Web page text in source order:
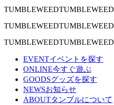
TUMBLEWEEDTUMBLEWEED
TUMBLEWEEDTUMBLEWEED
TUMBLEWEEDTUMBLEWEED
EVENTイベントを探す
ONLINE今すぐ遊ぶ
GOODSグッズを探す
NEWSお知らせ
ABOUTタンブルについて